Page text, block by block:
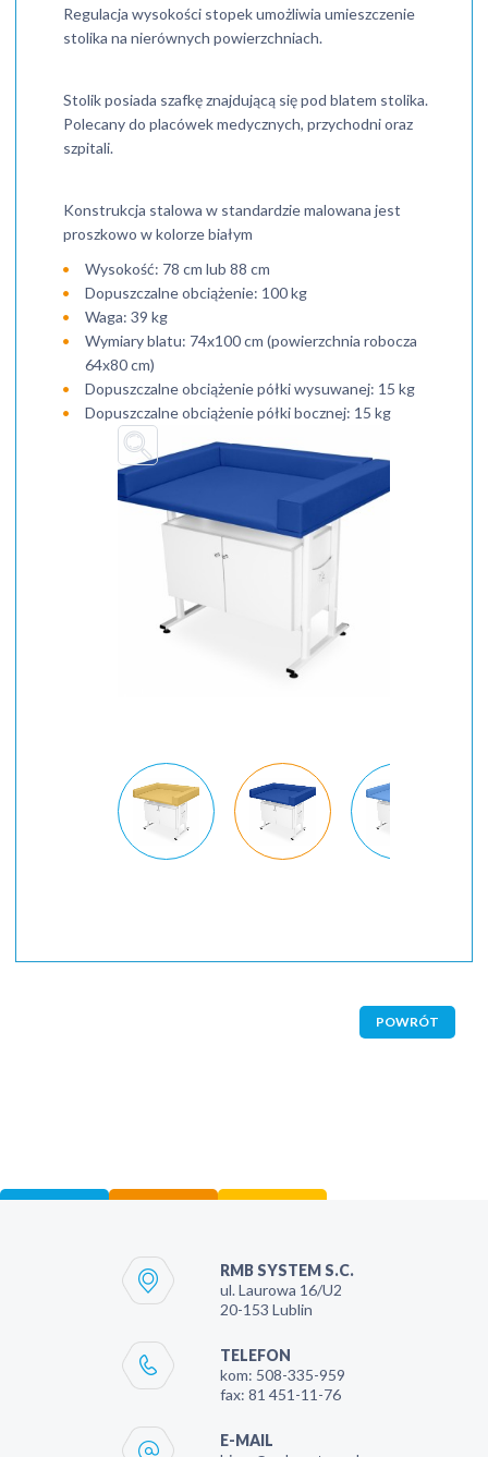
Regulacja wysokości stopek umożliwia umieszczenie
stolika na nierównych powierzchniach.
Stolik posiada szafkę znajdującą się pod blatem stolika.
Polecany do placówek medycznych, przychodni oraz
szpitali.
Konstrukcja stalowa w standardzie malowana jest
proszkowo w kolorze białym
Wysokość: 78 cm lub 88 cm
Dopuszczalne obciążenie: 100 kg
Waga: 39 kg
Wymiary blatu: 74x100 cm (powierzchnia robocza
64x80 cm)
Dopuszczalne obciążenie półki wysuwanej: 15 kg
Dopuszczalne obciążenie półki bocznej: 15 kg
POWRÓT
RMB SYSTEM S.C.
ul. Laurowa 16/U2
20-153 Lublin
TELEFON
kom: 508-335-959
fax: 81 451-11-76
E-MAIL